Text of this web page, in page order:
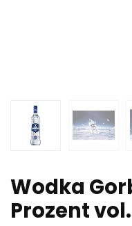
Wodka
Prozent